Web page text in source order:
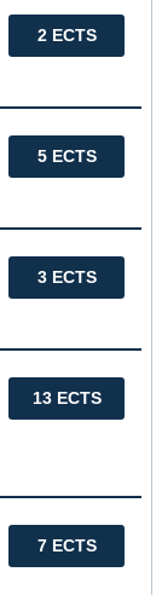
2 ECTS
5 ECTS
3 ECTS
13 ECTS
7 ECTS